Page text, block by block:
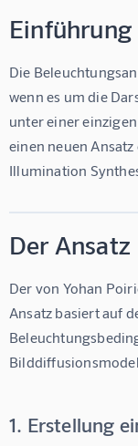
Einführung
Die
wenn es um die
unter einer
einen neuen
Illumination
Der Ansatz
Der von Yohan
Ansatz basiert auf
1. Erstellung